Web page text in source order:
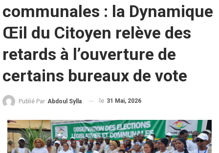
communales : la Dynamique
Œil du Citoyen relève des
retards à l’ouverture de
certains bureaux de vote
Publié Par Abdoul Sylla le 31 Mai, 2026